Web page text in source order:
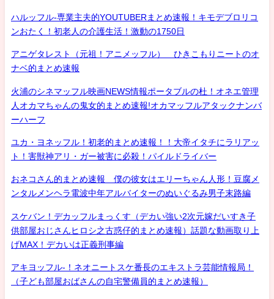
ハルッフル-専業主夫的YOUTUBERまとめ速報！キモデブロリコ
ンおたく！初老人の介護生活！激動の1750日
アニゲタレスト（元祖！アニメッフル） ひきこもりニートのオ
ナベ的まとめ速報
火浦のシネマッフル映画NEWS情報ポータブルの杜！オネエ管理
人オカマちゃんの鬼女的まとめ速報!オカマッフルアタックナンバ
ーハーフ
ユカ・ヨネッフル！初老的まとめ速報！！大帝イタチにラリアッ
ト！害獣神アリ・ガー被害に必殺！パイルドライバー
おネコさん的まとめ速報 僕の彼女はエリーちゃん人形！豆腐メ
ンタルメンヘラ電波中年アルバイターのぬいぐるみ男子末路編
スケバン！デカッフルまっくす（デカい強い2次元嫁だいすき子
供部屋おじさんヒロシ之古惑仔的まとめ速報）話題な動画取り上
げMAX！デカいは正義刑事編
アキヨッフル-！ネオニートスケ番長のエキストラ芸能情報局！
（子ども部屋おばさんの自宅警備員的まとめ速報）